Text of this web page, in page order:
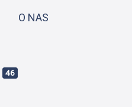
O NAS
46